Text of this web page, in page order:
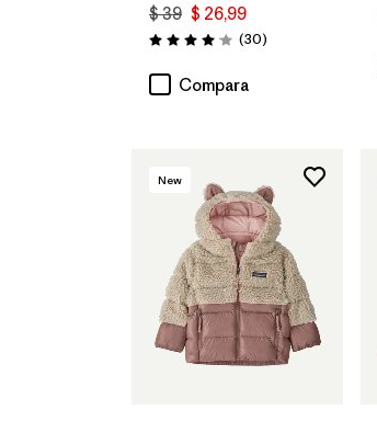
$ 39 $ 26,99
Valoración: 4.0 / 5
(30Comentarios
)
Compara
New